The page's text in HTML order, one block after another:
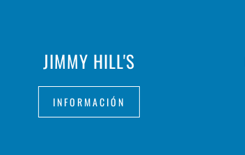
JIMMY HILL'S
INFORMACIÓN